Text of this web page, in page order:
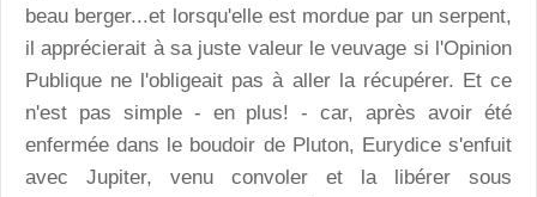
beau berger...et lorsqu'elle est mordue par un serpent,
il apprécierait à sa juste valeur le veuvage si l'Opinion
Publique ne l'obligeait pas à aller la récupérer. Et ce
n'est pas simple - en plus! - car, après avoir été
enfermée dans le boudoir de Pluton, Eurydice s'enfuit
avec Jupiter, venu convoler et la libérer sous